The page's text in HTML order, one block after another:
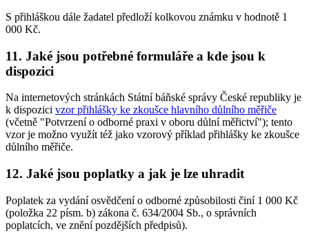
S přihláškou dále žadatel předloží kolkovou známku v hodnotě 1
000 Kč.
11. Jaké jsou potřebné formuláře a kde jsou k
dispozici
Na internetových stránkách Státní báňské správy České republiky je
k dispozici vzor přihlášky ke zkoušce hlavního důlního měřiče
(včetně "Potvrzení o odborné praxi v oboru důlní měřictví"); tento
vzor je možno využít též jako vzorový příklad přihlášky ke zkoušce
důlního měřiče.
12. Jaké jsou poplatky a jak je lze uhradit
Poplatek za vydání osvědčení o odborné způsobilosti činí 1 000 Kč
(položka 22 písm. b) zákona č. 634/2004 Sb., o správních
poplatcích, ve znění pozdějších předpisů).